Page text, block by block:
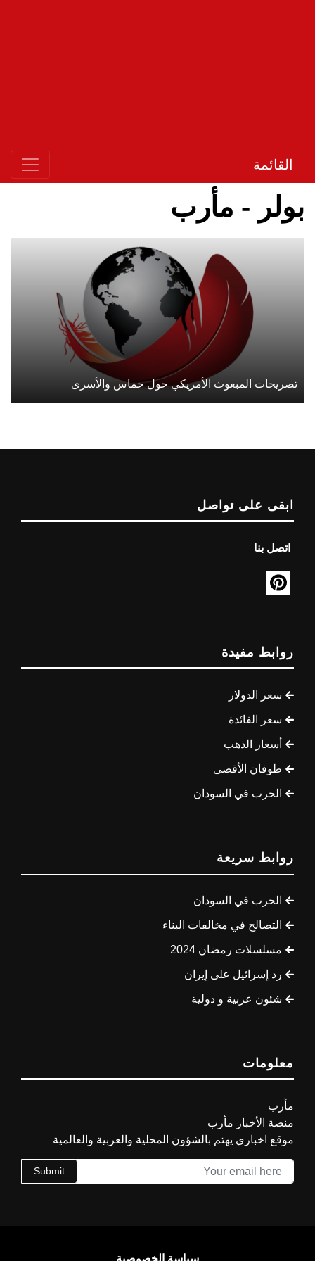
القائمة
بولر - مأرب
تصريحات المبعوث الأمريكي حول حماس والأسرى
ابقى على تواصل
اتصل بنا
روابط مفيدة
سعر الدولار
سعر الفائدة
أسعار الذهب
طوفان الأقصى
الحرب في السودان
روابط سريعة
الحرب في السودان
التصالح في مخالفات البناء
مسلسلات رمضان 2024
رد إسرائيل على إيران
شئون عربية و دولية
معلومات
مأرب
منصة الأخبار مأرب
موقع اخباري يهتم بالشؤون المحلية والعربية والعالمية
Submit